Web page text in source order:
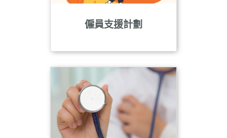
僱員支援計劃